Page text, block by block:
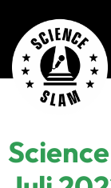
Zum
Inhalt
springen